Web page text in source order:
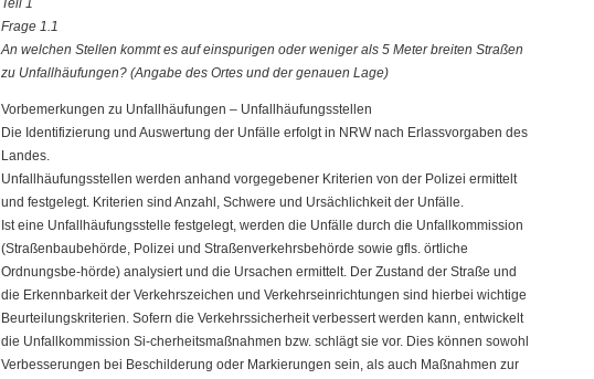
Teil 1
Frage 1.1
An welchen Stellen kommt es auf einspurigen oder weniger als 5 Meter breiten Straßen
zu Unfallhäufungen? (Angabe des Ortes und der genauen Lage)
Vorbemerkungen zu Unfallhäufungen – Unfallhäufungsstellen
Die Identifizierung und Auswertung der Unfälle erfolgt in NRW nach Erlassvorgaben des
Landes.
Unfallhäufungsstellen werden anhand vorgegebener Kriterien von der Polizei ermittelt
und festgelegt. Kriterien sind Anzahl, Schwere und Ursächlichkeit der Unfälle.
Ist eine Unfallhäufungsstelle festgelegt, werden die Unfälle durch die Unfallkommission
(Straßenbaubehörde, Polizei und Straßenverkehrsbehörde sowie gfls. örtliche
Ordnungsbe-hörde) analysiert und die Ursachen ermittelt. Der Zustand der Straße und
die Erkennbarkeit der Verkehrszeichen und Verkehrseinrichtungen sind hierbei wichtige
Beurteilungskriterien. Sofern die Verkehrssicherheit verbessert werden kann, entwickelt
die Unfallkommission Si-cherheitsmaßnahmen bzw. schlägt sie vor. Dies können sowohl
Verbesserungen bei Beschilderung oder Markierungen sein, als auch Maßnahmen zur